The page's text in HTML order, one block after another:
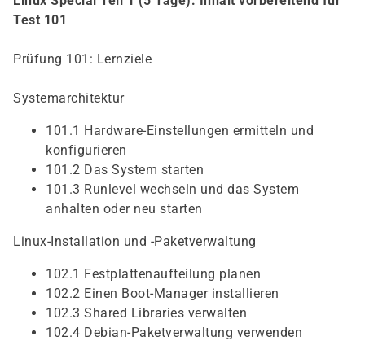
Test 101
Prüfung 101: Lernziele
Systemarchitektur
101.1 Hardware-Einstellungen ermitteln und
konfigurieren
101.2 Das System starten
101.3 Runlevel wechseln und das System
anhalten oder neu starten
Linux-Installation und -Paketverwaltung
102.1 Festplattenaufteilung planen
102.2 Einen Boot-Manager installieren
102.3 Shared Libraries verwalten
102.4 Debian-Paketverwaltung verwenden